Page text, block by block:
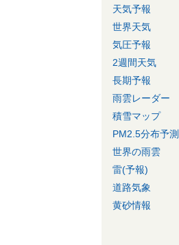
天気予報
世界天気
気圧予報
2週間天気
長期予報
雨雲レーダー
積雪マップ
PM2.5分布予測
世界の雨雲
雷(予報)
道路気象
黄砂情報